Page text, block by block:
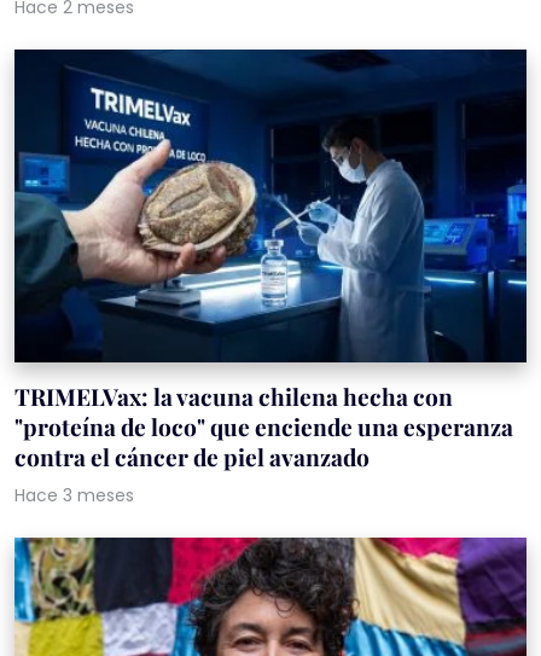
Hace 2 meses
TRIMELVax: la vacuna chilena hecha con
"proteína de loco" que enciende una esperanza
contra el cáncer de piel avanzado
Hace 3 meses